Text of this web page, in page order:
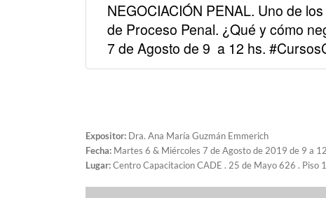
NEGOCIACIÓN PENAL. Uno de
de Proceso Penal. ¿Qué y cómo
7 de Agosto de 9 a 12 hs.
Expositor: Dra. Ana María Guzmán Emmerich
Fecha: Martes 6 & Miércoles 7 de Agosto de 2019 de 9 a
Lugar:Centro Capacitacion CADE . 25 de Mayo 626 . Piso 1